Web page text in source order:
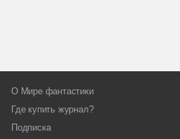
О Мире фантастики
Где купить журнал?
Подписка